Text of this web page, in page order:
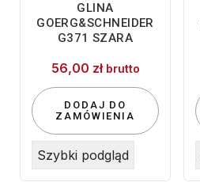
GLINA
GOERG&SCHNEIDER
G371 SZARA
56,00 zł brutto
DODAJ DO
ZAMÓWIENIA
Szybki podgląd